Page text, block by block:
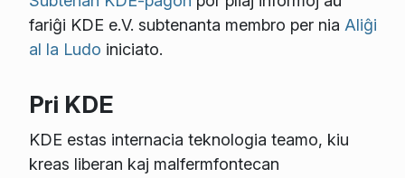
fariĝi KDE e.V. subtenanta membro per nia Aliĝi
al la Ludo iniciato.
Pri KDE
KDE estas internacia teknologia teamo, kiu
kreas liberan kaj malfermfontecan